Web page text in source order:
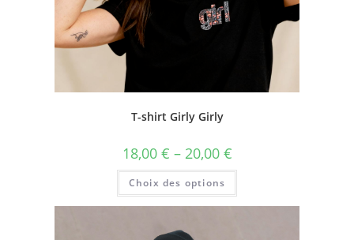
T-shirt Girly Girly
18,00 € – 20,00 €
Choix des options